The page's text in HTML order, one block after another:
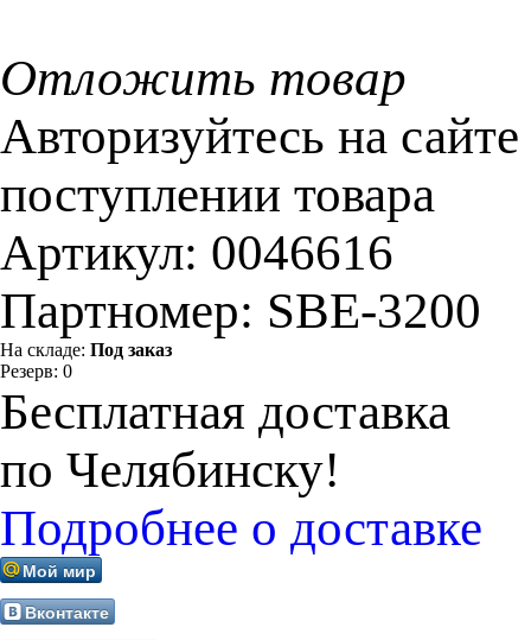
Отложить товар
Авторизуйтесь на
поступлении товара
Артикул: 0046616
Партномер: SBE-3200
На складе: Под заказ
Резерв: 0
Бесплатная доставка
по Челябинску!
Подробнее о доставке
Мой мир
Вконтакте